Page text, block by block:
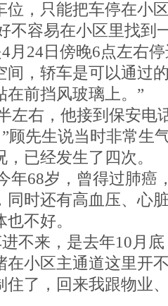
位，只能把车停在小
不容易在小区里找到
月24日傍晚6点左右
间，轿车是可以通过
在前挡风玻璃上。”
左右，他接到保安电
顾先生说当时非常生
已经发生了四次。
年68岁，曾得过肺癌
同时还有高血压、心
不好。
不来，是去年10月
在小区主通道这里开
住了，回来我跟物业